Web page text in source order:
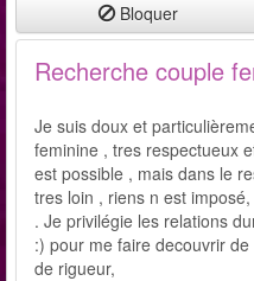
Bloquer
Recherche couple
Je suis doux et
feminine , tres respectueux
est possible , mais dans le
tres loin , riens n est
. Je privilégie les relations
:) pour me faire decouvrir
de rigueur,